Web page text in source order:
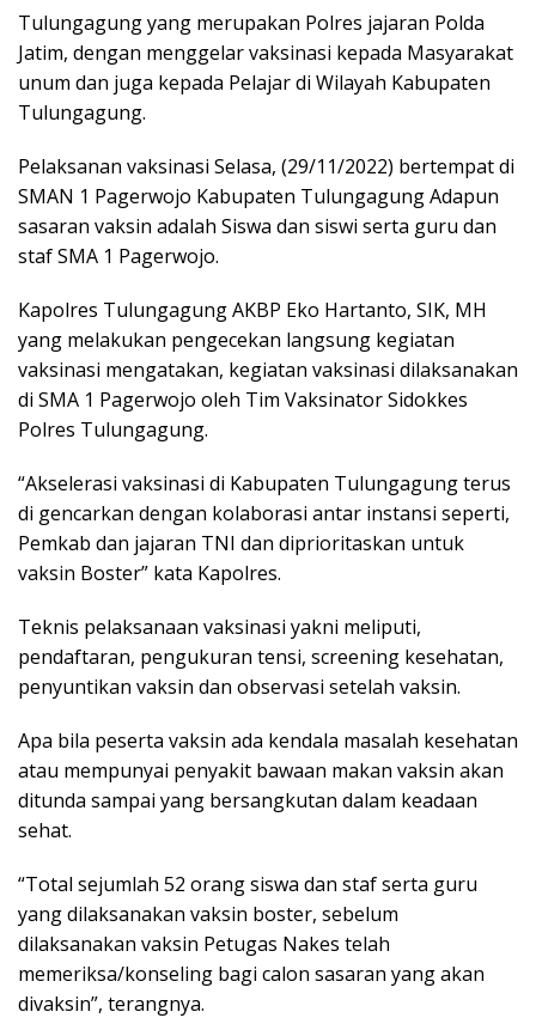
Tulungagung yang merupakan Polres jajaran Polda
Jatim, dengan menggelar vaksinasi kepada Masyarakat
unum dan juga kepada Pelajar di Wilayah Kabupaten
Tulungagung.
Pelaksanan vaksinasi Selasa, (29/11/2022) bertempat di
SMAN 1 Pagerwojo Kabupaten Tulungagung Adapun
sasaran vaksin adalah Siswa dan siswi serta guru dan
staf SMA 1 Pagerwojo.
Kapolres Tulungagung AKBP Eko Hartanto, SIK, MH
yang melakukan pengecekan langsung kegiatan
vaksinasi mengatakan, kegiatan vaksinasi dilaksanakan
di SMA 1 Pagerwojo oleh Tim Vaksinator Sidokkes
Polres Tulungagung.
“Akselerasi vaksinasi di Kabupaten Tulungagung terus
di gencarkan dengan kolaborasi antar instansi seperti,
Pemkab dan jajaran TNI dan diprioritaskan untuk
vaksin Boster” kata Kapolres.
Teknis pelaksanaan vaksinasi yakni meliputi,
pendaftaran, pengukuran tensi, screening kesehatan,
penyuntikan vaksin dan observasi setelah vaksin.
Apa bila peserta vaksin ada kendala masalah kesehatan
atau mempunyai penyakit bawaan makan vaksin akan
ditunda sampai yang bersangkutan dalam keadaan
sehat.
“Total sejumlah 52 orang siswa dan staf serta guru
yang dilaksanakan vaksin boster, sebelum
dilaksanakan vaksin Petugas Nakes telah
memeriksa/konseling bagi calon sasaran yang akan
divaksin”, terangnya.